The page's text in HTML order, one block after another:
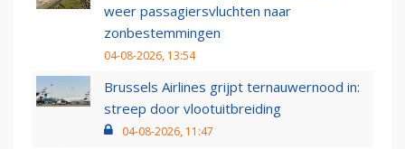
weer passagiersvluchten naar
zonbestemmingen
04-08-2026, 13:54
Brussels Airlines grijpt ternauwernood in:
streep door vlootuitbreiding
04-08-2026, 11:47